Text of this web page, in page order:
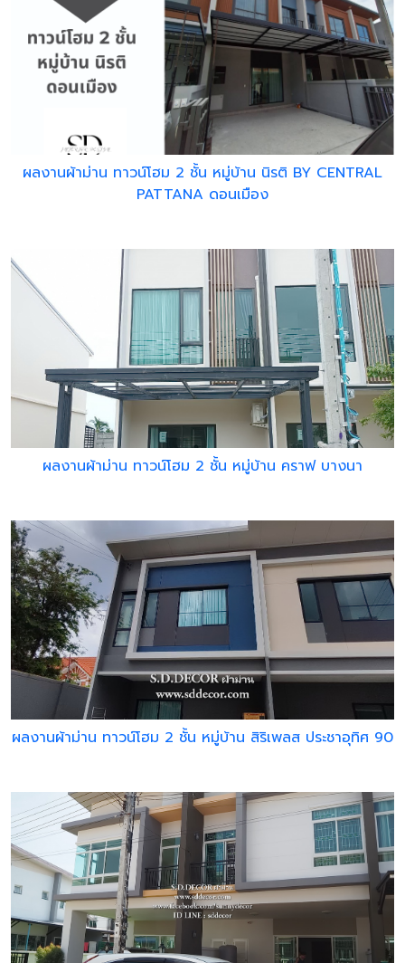
ผลงานผ้าม่าน ทาวน์โฮม 2 ชั้น หมู่บ้าน นิรติ BY CENTRAL
PATTANA ดอนเมือง
ผลงานผ้าม่าน ทาวน์โฮม 2 ชั้น หมู่บ้าน คราฟ บางนา
ผลงานผ้าม่าน ทาวน์โฮม 2 ชั้น หมู่บ้าน สิริเพลส ประชาอุทิศ 90